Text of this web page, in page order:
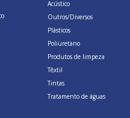
Acústico
Outros/Diversos
Plásticos
Poliuretano
Produtos de limpeza
Têxtil
Tintas
Tratamento de águas